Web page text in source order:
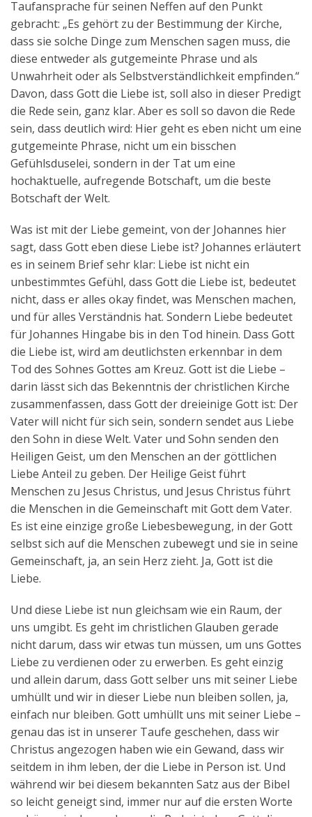
Taufansprache für seinen Neffen auf den Punkt
gebracht: „Es gehört zu der Bestimmung der Kirche,
dass sie solche Dinge zum Menschen sagen muss, die
diese entweder als gutgemeinte Phrase und als
Unwahrheit oder als Selbstverständlichkeit empfinden.“
Davon, dass Gott die Liebe ist, soll also in dieser Predigt
die Rede sein, ganz klar. Aber es soll so davon die Rede
sein, dass deutlich wird: Hier geht es eben nicht um eine
gutgemeinte Phrase, nicht um ein bisschen
Gefühlsduselei, sondern in der Tat um eine
hochaktuelle, aufregende Botschaft, um die beste
Botschaft der Welt.
Was ist mit der Liebe gemeint, von der Johannes hier
sagt, dass Gott eben diese Liebe ist? Johannes erläutert
es in seinem Brief sehr klar: Liebe ist nicht ein
unbestimmtes Gefühl, dass Gott die Liebe ist, bedeutet
nicht, dass er alles okay findet, was Menschen machen,
und für alles Verständnis hat. Sondern Liebe bedeutet
für Johannes Hingabe bis in den Tod hinein. Dass Gott
die Liebe ist, wird am deutlichsten erkennbar in dem
Tod des Sohnes Gottes am Kreuz. Gott ist die Liebe –
darin lässt sich das Bekenntnis der christlichen Kirche
zusammenfassen, dass Gott der dreieinige Gott ist: Der
Vater will nicht für sich sein, sondern sendet aus Liebe
den Sohn in diese Welt. Vater und Sohn senden den
Heiligen Geist, um den Menschen an der göttlichen
Liebe Anteil zu geben. Der Heilige Geist führt
Menschen zu Jesus Christus, und Jesus Christus führt
die Menschen in die Gemeinschaft mit Gott dem Vater.
Es ist eine einzige große Liebesbewegung, in der Gott
selbst sich auf die Menschen zubewegt und sie in seine
Gemeinschaft, ja, an sein Herz zieht. Ja, Gott ist die
Liebe.
Und diese Liebe ist nun gleichsam wie ein Raum, der
uns umgibt. Es geht im christlichen Glauben gerade
nicht darum, dass wir etwas tun müssen, um uns Gottes
Liebe zu verdienen oder zu erwerben. Es geht einzig
und allein darum, dass Gott selber uns mit seiner Liebe
umhüllt und wir in dieser Liebe nun bleiben sollen, ja,
einfach nur bleiben. Gott umhüllt uns mit seiner Liebe –
genau das ist in unserer Taufe geschehen, dass wir
Christus angezogen haben wie ein Gewand, dass wir
seitdem in ihm leben, der die Liebe in Person ist. Und
während wir bei diesem bekannten Satz aus der Bibel
so leicht geneigt sind, immer nur auf die ersten Worte